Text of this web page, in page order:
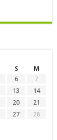
S
M
6
7
13
14
20
21
27
28